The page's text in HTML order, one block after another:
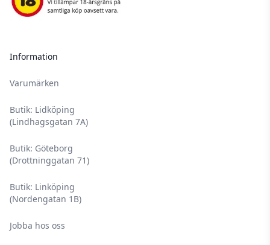
Information
Varumärken
Butik: Lidköping
(Lindhagsgatan 7A)
Butik: Göteborg
(Drottninggatan 71)
Butik: Linköping
(Nordengatan 1B)
Jobba hos oss